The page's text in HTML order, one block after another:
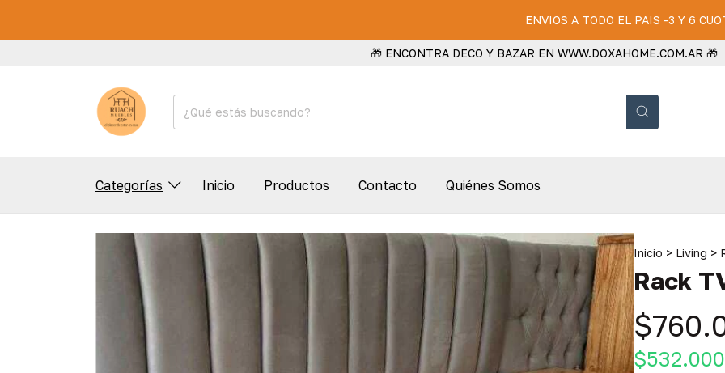
ENVIOS A TODO EL PAIS -3 Y 6 CUOTAS
🎁 ENCONTRA DECO Y BAZAR EN WWW.DOXAHOME.COM.AR 🎁
Categorías Inicio Productos Contacto Quiénes Somos
Inicio > Living >
Rack